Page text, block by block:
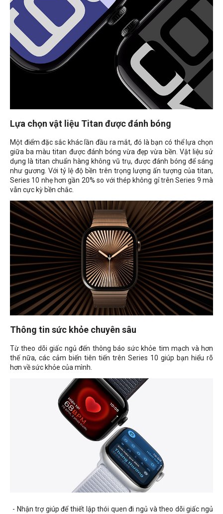
Lựa chọn vật liệu Titan được đánh bóng
Một điểm đặc sắc khác lần đầu ra mắt, đó là bạn có thể lựa chọn
giữa ba màu titan được đánh bóng vừa đẹp vừa bền. Vật liệu sử
dụng là titan chuẩn hàng không vũ trụ, được đánh bóng để sáng
như gương. Với tỷ lệ độ bền trên trọng lượng ấn tượng của titan,
Series 10 nhẹ hơn gần 20% so với thép không gỉ trên Series 9 mà
vẫn cực kỳ bền chắc.
Thông tin sức khỏe chuyên sâu
Từ theo dõi giấc ngủ đến thông báo sức khỏe tim mạch và hơn
thế nữa, các cảm biến tiên tiến trên Series 10 giúp bạn hiểu rõ
hơn về sức khỏe của mình.
- Nhận trợ giúp để thiết lập thói quen đi ngủ và theo dõi giấc ngủ